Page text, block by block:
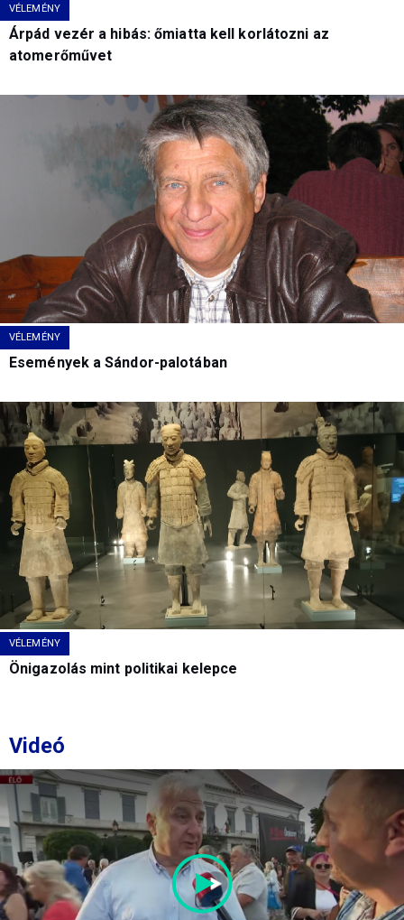
VÉLEMÉNY
Árpád vezér a hibás: őmiatta kell korlátozni az
atomerőművet
VÉLEMÉNY
Események a Sándor-palotában
VÉLEMÉNY
Önigazolás mint politikai kelepce
Videó